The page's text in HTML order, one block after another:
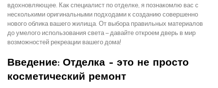
вдохновляющее. Как специалист по отделке, я познакомлю вас с
несколькими оригинальными подходами к созданию совершенно
нового облика вашего жилища. От выбора правильных материалов
до умелого использования света – давайте откроем дверь в мир
возможностей рекреации вашего дома!
Введение: Отделка – это не просто
косметический ремонт